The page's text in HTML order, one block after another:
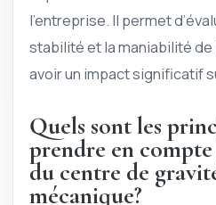
l’entreprise. Il permet
stabilité et la maniabilité de
avoir un impact significatif
Quels sont les
prendre en
du centre de
mécanique?